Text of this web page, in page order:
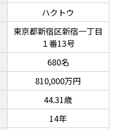
ハクトウ
東京都新宿区新宿一丁目
１番13号
680名
810,000万円
44.31歳
14年